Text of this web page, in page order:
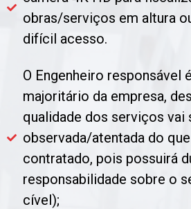
obras/serviços em altura
difícil acesso.
O Engenheiro responsável
majoritário da empresa,
qualidade dos serviços vai
observada/atentada do
contratado, pois possuirá
responsabilidade sobre o
cível);